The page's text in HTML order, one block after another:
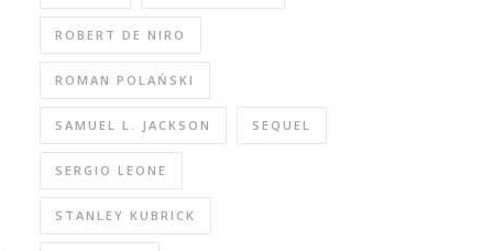
ROBERT DE NIRO
ROMAN POLAŃSKI
SAMUEL L. JACKSON SEQUEL
SERGIO LEONE
STANLEY KUBRICK